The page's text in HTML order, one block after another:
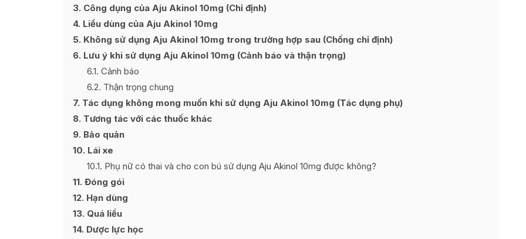
3 Công dụng của Aju Akinol 10mg (Chỉ định)
4 Liều dùng của Aju Akinol 10mg
5 Không sử dụng Aju Akinol 10mg trong trường hợp sau (Chống chỉ định)
6 Lưu ý khi sử dụng Aju Akinol 10mg (Cảnh báo và thận trọng)
6.1 Cảnh báo
6.2 Thận trọng chung
7 Tác dụng không mong muốn khi sử dụng Aju Akinol 10mg (Tác dụng phụ)
8 Tương tác với các thuốc khác
9 Bảo quản
10 Lái xe
10.1 Phụ nữ có thai và cho con bú sử dụng Aju Akinol 10mg được không?
11 Đóng gói
12 Hạn dùng
13 Quá liều
14 Dược lực học